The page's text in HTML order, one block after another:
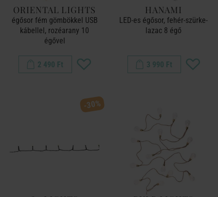
ORIENTAL LIGHTS
égősor fém gömbökkel USB
kábellel, rozéarany 10
égővel
2 490 Ft
HANAMI
LED-es égősor, fehér-szürke-
lazac 8 égő
3 990 Ft
-30%